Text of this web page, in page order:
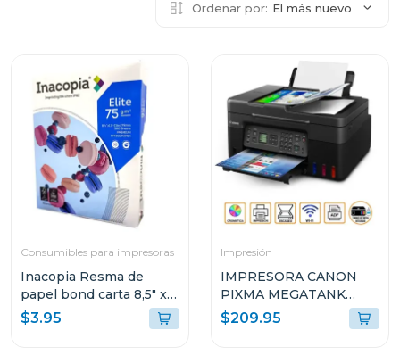
Ordenar por: El más nuevo
Consumibles para impresoras
Inacopia Resma de
papel bond carta 8,5" x
11" elite 75 500 hojas 20
lb
$3.95
Impresión
IMPRESORA CANON
PIXMA MEGATANK
INALÁMBRICA
MULTIFUNCIONAL G417
$209.95